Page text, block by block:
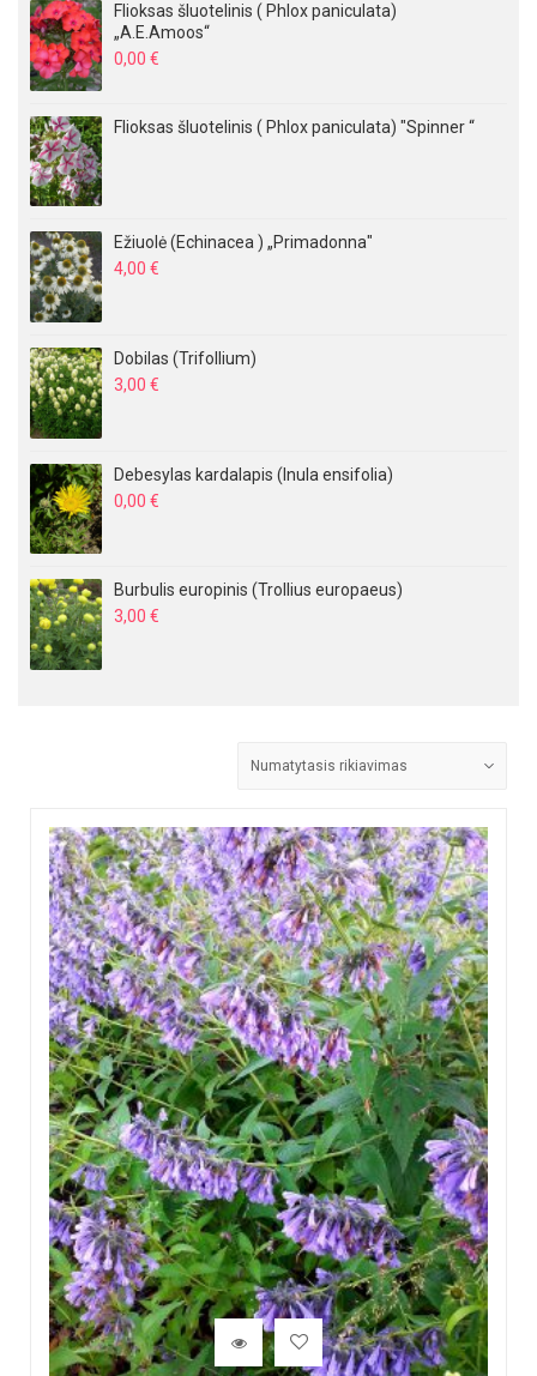
Flioksas šluotelinis ( Phlox paniculata)
„A.E.Amoos“
0,00 €
Flioksas šluotelinis ( Phlox paniculata) "Spinner “
Ežiuolė (Echinacea ) „Primadonna"
4,00 €
Dobilas (Trifollium)
3,00 €
Debesylas kardalapis (Inula ensifolia)
0,00 €
Burbulis europinis (Trollius europaeus)
3,00 €